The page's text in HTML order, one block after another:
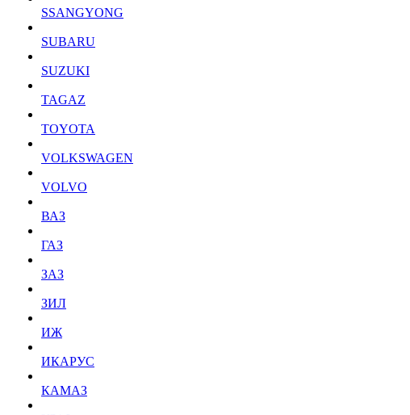
SSANGYONG
SUBARU
SUZUKI
TAGAZ
TOYOTA
VOLKSWAGEN
VOLVO
ВАЗ
ГАЗ
ЗАЗ
ЗИЛ
ИЖ
ИКАРУС
КАМАЗ